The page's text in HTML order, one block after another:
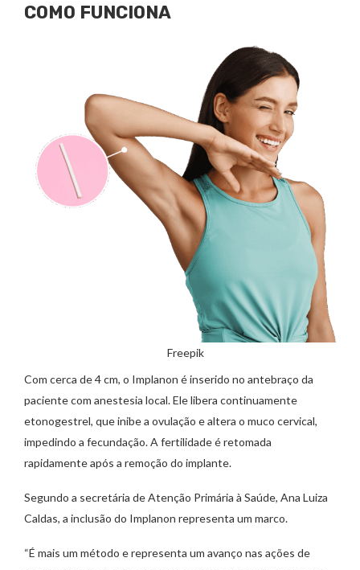
COMO FUNCIONA
Freepik
Com cerca de 4 cm, o Implanon é inserido no antebraço da
paciente com anestesia local. Ele libera continuamente
etonogestrel, que inibe a ovulação e altera o muco cervical,
impedindo a fecundação. A fertilidade é retomada
rapidamente após a remoção do implante.
Segundo a secretária de Atenção Primária à Saúde, Ana Luiza
Caldas, a inclusão do Implanon representa um marco.
“É mais um método e representa um avanço nas ações de